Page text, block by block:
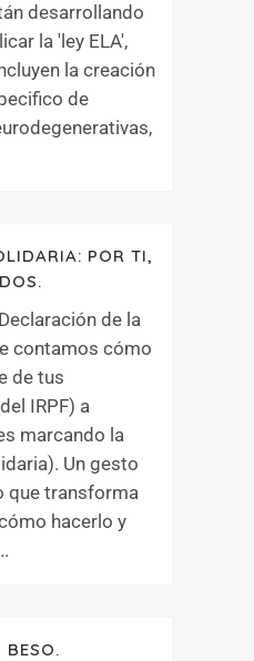
desarrollando
la 'ley ELA',
la creación
de
POR TI,
de la
contamos cómo
de tus
IRPF) a
marcando la
Un gesto
que transforma
hacerlo y
BESO.